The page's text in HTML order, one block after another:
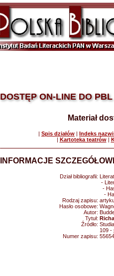
DOSTĘP ON-LINE DO PBL
Materiał
| Spis działów | Indeks
| Kartoteka teatrów|
INFORMACJE
Dział bibliografii:
-
-
-
Rodzaj zapisu:
Hasło osobowe:
Autor:
Tytuł:
Źródło:
109 -
Numer zapisu: